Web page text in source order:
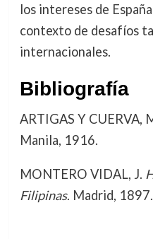
los intereses de
contexto de desafíos
internacionales.
Bibliografía
ARTIGAS Y CUERVA,
Manila, 1916.
MONTERO VIDAL, J.
Filipinas. Madrid, 1897.